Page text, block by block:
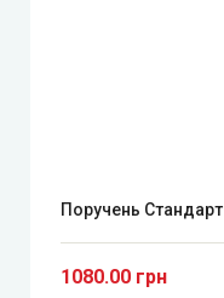
Поручень Стандарт
1080.00 грн